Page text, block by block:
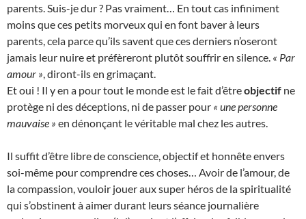
parents. Suis-je dur ? Pas vraiment… En tout cas infiniment
moins que ces petits morveux qui en font baver à leurs
parents, cela parce qu’ils savent que ces derniers n’oseront
jamais leur nuire et préfèreront plutôt souffrir en silence. « Par
amour » , diront-ils en grimaçant.
Et oui ! Il y en a pour tout le monde est le fait d’êtreobjectif ne
protège ni des déceptions, ni de passer pour « une personne
mauvaise » en dénonçant le véritable mal chez les autres.
Il suffit d’être libre de conscience, objectif et honnête envers
soi-même pour comprendre ces choses… Avoir de l’amour, de
la compassion, vouloir jouer aux super héros de la spiritualité
qui s’obstinent à aimer durant leurs séance journalière